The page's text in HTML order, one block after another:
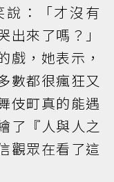
：「才沒有
來了嗎？」
戲，她表示，
數都很瘋狂又
伎町真的能遇
了『人與人之
觀眾在看了這